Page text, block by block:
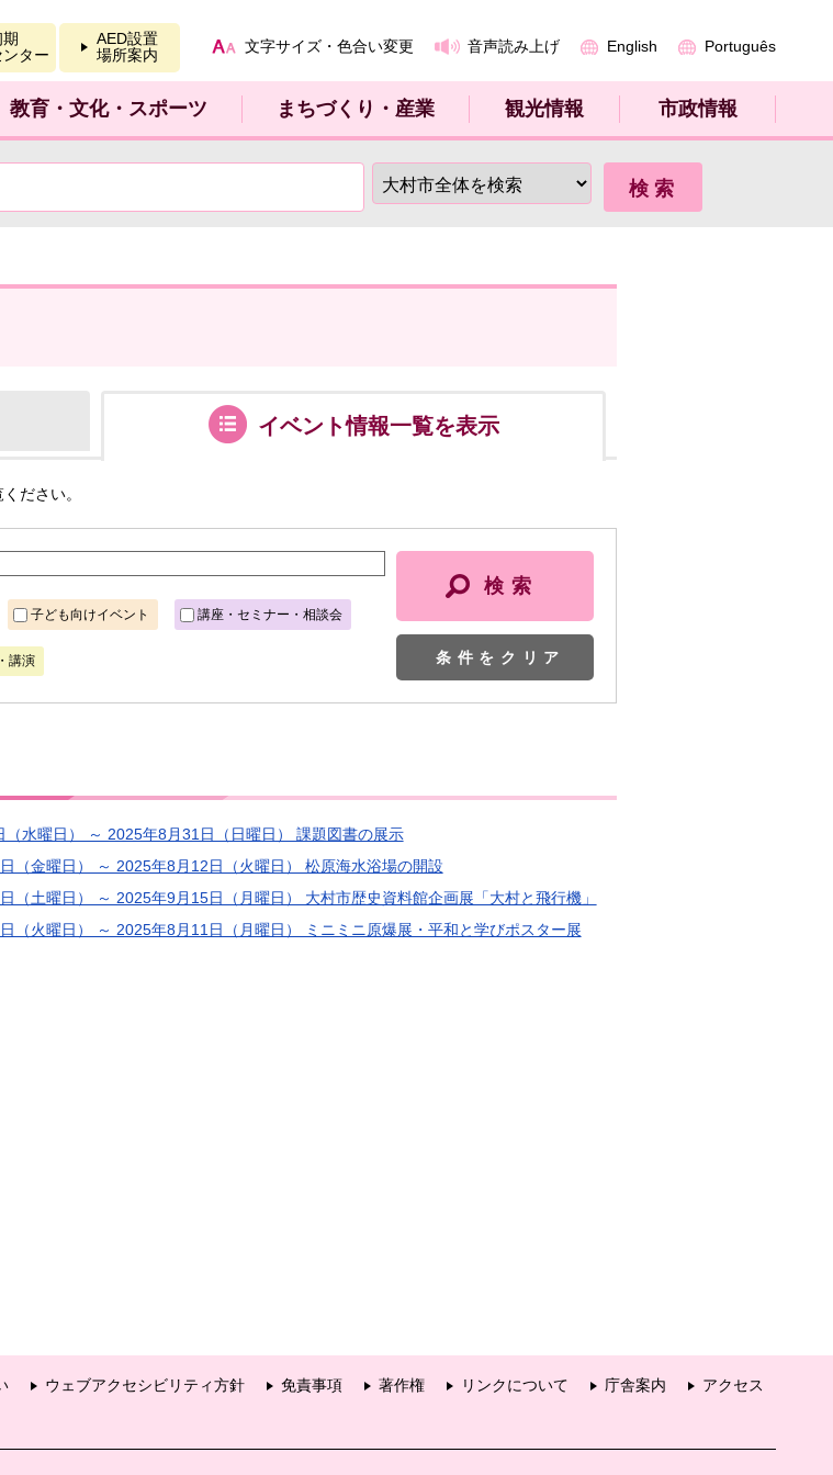
ター
AED設置
場所案内
文字サイズ・色合い変更 音声読み上げ English Português
教育・文化・スポーツ まちづくり・産業 観光情報 市政情報
イベント情報一覧を表示
ださい。
子ども向けイベント 講座・セミナー・相談会
講演 条件をクリア
（水曜日） ～ 2025年8月31日（日曜日） 課題図書の展示
（金曜日） ～ 2025年8月12日（火曜日） 松原海水浴場の開設
（土曜日） ～ 2025年9月15日（月曜日） 大村市歴史資料館企画展「大村と飛行機」
（火曜日） ～ 2025年8月11日（月曜日） ミニミニ原爆展・平和と学びポスター展
ウェブアクセシビリティ方針 免責事項 著作権 リンクについて 庁舎案内
アクセス